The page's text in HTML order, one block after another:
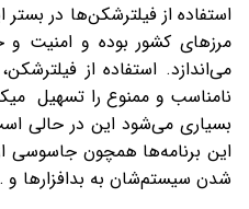
استفاده از فیلترشکن‌ها در بستر
مرزهای کشور بوده و امنیت
می‌اندازد. استفاده از
نامناسب و ممنوع را تسهیل
بسیاری می‌شود این در حالی
این برنامه‌ها همچون جاسوسی
شدن سیستم‌شان به بدافزارها و